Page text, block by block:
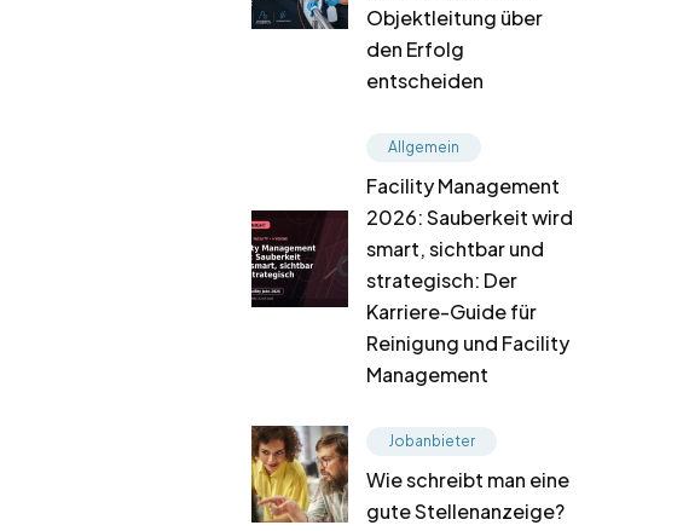
Objektleitung über
den Erfolg
entscheiden
Allgemein
Facility Management
2026: Sauberkeit wird
smart, sichtbar und
strategisch: Der
Karriere-Guide für
Reinigung und Facility
Management
Jobanbieter
Wie schreibt man eine
gute Stellenanzeige?